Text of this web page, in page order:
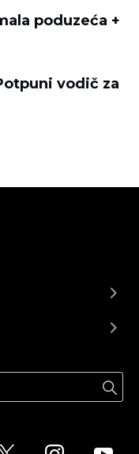
poduzeća +
vodič za